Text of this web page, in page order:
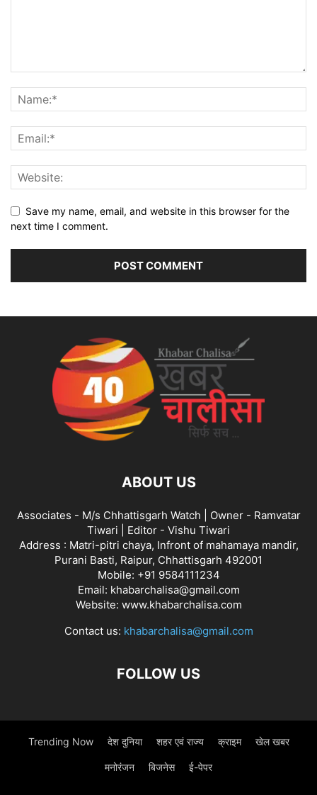
Save my name, email, and website in this browser for the
next time I comment.
ABOUT US
Associates - M/s Chhattisgarh Watch | Owner - Ramvatar
Tiwari | Editor - Vishu Tiwari
Address : Matri-pitri chaya, Infront of mahamaya mandir,
Purani Basti, Raipur, Chhattisgarh 492001
Mobile: +91 9584111234
Email: khabarchalisa@gmail.com
Website: www.khabarchalisa.com
Contact us: khabarchalisa@gmail.com
FOLLOW US
Trending Now देश दुनिया शहर एवं राज्य क्राइम खेल खबर
मनोरंजन बिजनेस ई-पेपर